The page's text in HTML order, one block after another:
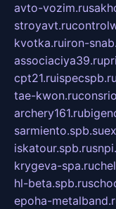
avto-vozim.ru
stroyavt.ru
kvotka.ruiron-
associaciya39.ru
cpt21.ruispecspb.ru
tae-kwon.ru
archery161.ru
sarmiento.spb.su
iskatour.spb.ru
krygeva-spa.ru
hl-beta.spb.ru
epoha-